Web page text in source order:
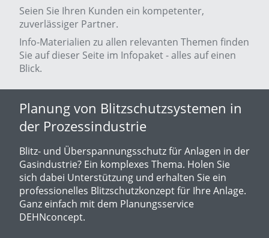
Seien Sie Ihren Kunden ein kompetenter,
zuverlässiger Partner.
Info-Materialien zu allen relevanten Themen finden
Sie auf dieser Seite im Infopaket - alles auf einen
Blick.
Planung von Blitzschutzsystemen in
der Prozessindustrie
Blitz- und Überspannungsschutz für Anlagen in der
Gasindustrie? Ein komplexes Thema. Holen Sie
sich dabei Unterstützung und erhalten Sie ein
professionelles Blitzschutzkonzept für Ihre Anlage.
Ganz einfach mit dem Planungsservice
DEHNconcept.